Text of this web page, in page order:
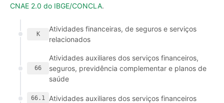
CNAE 2.0 do IBGE/CONCLA.
K
Atividades financeiras, de seguros e serviços
relacionados
66
Atividades auxiliares dos serviços financeiros,
seguros, previdência complementar e planos de
saúde
66.1 Atividades auxiliares dos serviços financeiros